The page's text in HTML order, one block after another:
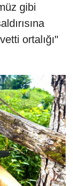
gibi
ortalığı"